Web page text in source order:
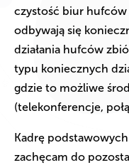
czystość biur
odbywają się
działania hufców
typu koniecznych
gdzie to możliwe
(telekonferencje,
Kadrę
zachęcam do